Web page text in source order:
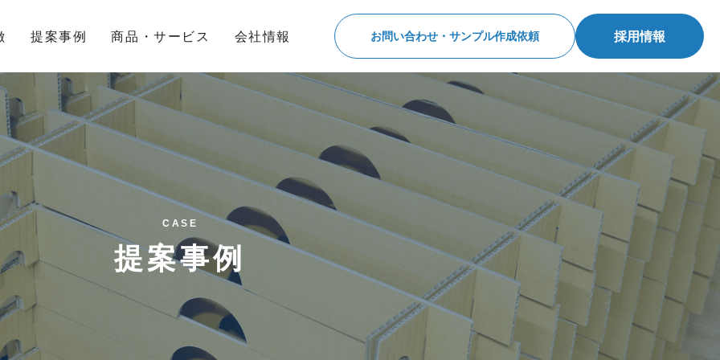
提案事例 商品・サービス 会社情報 お問い合わせ・サンプル作成依頼 採用情報
CASE
提案事例